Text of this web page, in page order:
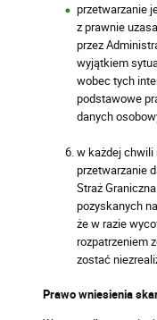
przetwarzanie
z prawnie
przez
wyjątkiem
wobec tych
podstawowe
danych
w każdej chwili
przetwarzanie
Straż
pozyskanych
że w razie
rozpatrzeniem
zostać
Prawo wniesienia